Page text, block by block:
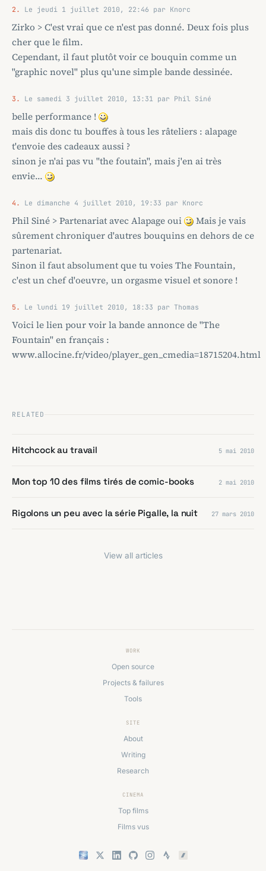
2. Le jeudi 1 juillet 2010, 22:46 par Knorc
Zirko > C'est vrai que ce n'est pas donné. Deux fois plus
cher que le film.
Cependant, il faut plutôt voir ce bouquin comme un
"graphic novel" plus qu'une simple bande dessinée.
3. Le samedi 3 juillet 2010, 13:31 par Phil Siné
belle performance !
mais dis donc tu bouffes à tous les râteliers : alapage
t'envoie des cadeaux aussi ?
sinon je n'ai pas vu "the foutain", mais j'en ai très
envie...
4. Le dimanche 4 juillet 2010, 19:33 par Knorc
Phil Siné > Partenariat avec Alapage oui
Mais je vais
sûrement chroniquer d'autres bouquins en dehors de ce
partenariat.
Sinon il faut absolument que tu voies The Fountain,
c'est un chef d'oeuvre, un orgasme visuel et sonore !
5. Le lundi 19 juillet 2010, 18:33 par Thomas
Voici le lien pour voir la bande annonce de "The
Fountain" en français :
www.allocine.fr/video/player_gen_cmedia=18715204.html
RELATED
Hitchcock au travail 5 mai 2010
Mon top 10 des films tirés de comic-books 2 mai 2010
Rigolons un peu avec la série Pigalle, la nuit 27 mars 2010
View all articles
WORK
Open source
Projects & failures
Tools
SITE
About
Writing
Research
CINEMA
Top films
Films vus